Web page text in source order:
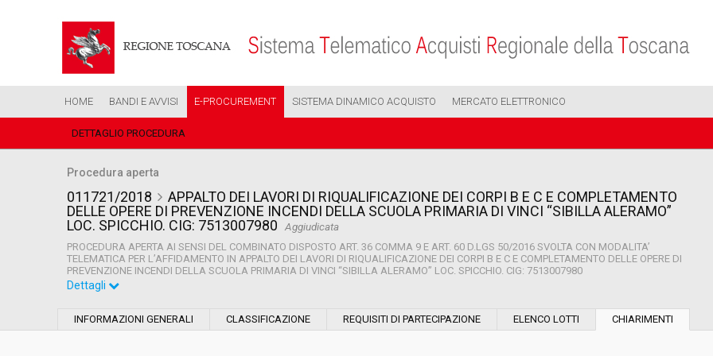
HOME BANDI E AVVISI E-PROCUREMENT SISTEMA DINAMICO ACQUISTO MERCATO ELETTRONICO
DETTAGLIO PROCEDURA
Procedura aperta
011721/2018
APPALTO DEI LAVORI DI RIQUALIFICAZIONE DEI CORPI B E C E COMPLETAMENTO
DELLE OPERE DI PREVENZIONE INCENDI DELLA SCUOLA PRIMARIA DI VINCI “SIBILLA ALERAMO”
LOC. SPICCHIO. CIG: 7513007980
Aggiudicata
PROCEDURA APERTA AI SENSI DEL COMBINATO DISPOSTO ART. 36 COMMA 9 E ART. 60 D.LGS 50/2016 SVOLTA CON MODALITA’
TELEMATICA PER L’AFFIDAMENTO IN APPALTO DEI LAVORI DI RIQUALIFICAZIONE DEI CORPI B E C E COMPLETAMENTO DELLE OPERE DI
PREVENZIONE INCENDI DELLA SCUOLA PRIMARIA DI VINCI “SIBILLA ALERAMO” LOC. SPICCHIO. CIG: 7513007980
Dettagli
INFORMAZIONI GENERALI CLASSIFICAZIONE REQUISITI DI PARTECIPAZIONE ELENCO LOTTI CHIARIMENTI